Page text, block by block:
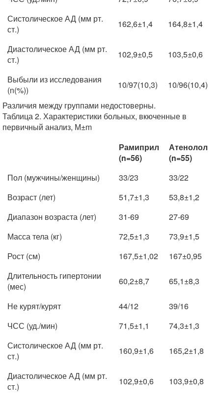
Систолическое АД (мм рт.
ст.)
162,6±1,4 164,8±1,4
Диастолическое АД (мм рт.
ст.)
102,9±0,5 103,5±0,6
Выбыли из исследования
(n(%))
10/97(10,3)
10/96(10,4)
Различия между группами недостоверны.
Таблица 2. Характеристики больных, вкюченные в
первичный анализ, М±m
Рамиприл
(n=56)
Атенолол
(n=55)
Пол (мужчины/женщины)
33/23
33/22
Возраст (лет)
51,7±1,3
53,8±1,2
Диапазон возраста (лет)
31-69
27-69
Масса тела (кг)
72,5±1,3
73,9±1,5
Рост (см)
167,5±1,02
167±0,95
Длительность гипертонии
(мес)
60,2±8,7 65,1±8,3
Не курят/курят 44/12
39/16
ЧСС (уд./мин)
71,5±1,1
74,3±1,3
Систолическое АД (мм рт.
ст.)
160,9±1,6 165,2±1,8
Диастолическое АД (мм рт.
ст.)
102,9±0,6 103,9±0,8